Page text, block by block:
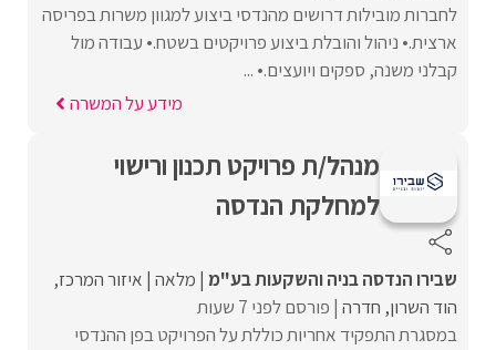
לחברות מובילות דרושים מהנדסי ביצוע למגוון משרות בפריסה
ארצית.• ניהול והובלת ביצוע פרויקטים בשטח.• עבודה מול
קבלני משנה, ספקים ויועצים.• ...
מידע על המשרה
מנהל/ת פרויקט תכנון ורישוי
למחלקת הנדסה
שבירו הנדסה בניה והשקעות בע"מ מלאה איזור המרכז
הוד השרון חדרה פורסם לפני 7 שעות
במסגרת התפקיד אחריות כוללת על הפרויקט בפן ההנדסי